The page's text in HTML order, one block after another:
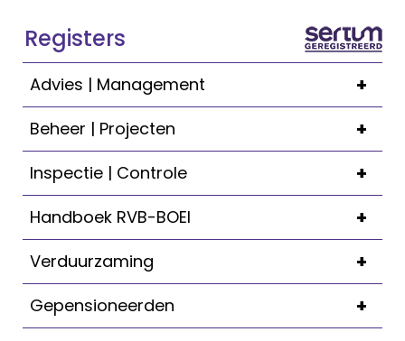
Registers
+
Advies | Management
+
Beheer | Projecten
+
Inspectie | Controle
+
Handboek RVB-BOEI
+
Verduurzaming
+
Gepensioneerden